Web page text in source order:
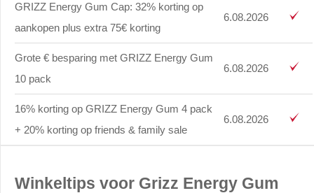
GRIZZ Energy Gum Cap: 32% korting op
aankopen plus extra 75€ korting
6.08.2026
Grote € besparing met GRIZZ Energy Gum
10 pack
6.08.2026
16% korting op GRIZZ Energy Gum 4 pack
+ 20% korting op friends & family sale
6.08.2026
Winkeltips voor Grizz Energy Gum